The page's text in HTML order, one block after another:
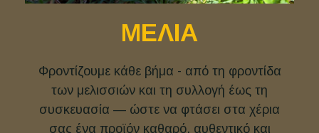
ΜΕΛΙΑ
Φροντίζουμε κάθε βήμα - από τη φροντίδα
των μελισσιών και τη συλλογή έως τη
συσκευασία — ώστε να φτάσει στα χέρια
σας ένα προϊόν καθαρό, αυθεντικό και